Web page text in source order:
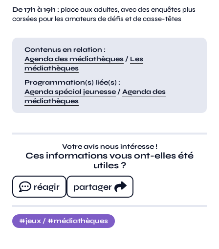
De 17h à 19h : place aux adultes, avec des enquêtes plus
corsées pour les amateurs de défis et de casse-têtes
Contenus en relation :
Agenda des médiathèques / Les
médiathèques
Programmation(s) liée(s) :
Agenda spécial jeunesse / Agenda des
médiathèques
Votre avis nous intéresse !
Ces informations vous ont-elles été
utiles ?
réagir
partager
jeux / médiathèques